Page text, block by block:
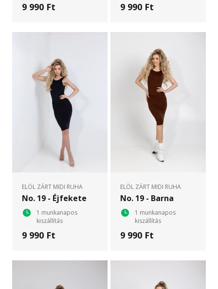
9 990 Ft 9 990 Ft
ELÖL ZÁRT MIDI RUHA
No. 19 - Éjfekete
1 munkanapos
kiszállítás
9 990 Ft
ELÖL ZÁRT MIDI RUHA
No. 19 - Barna
1 munkanapos
kiszállítás
9 990 Ft